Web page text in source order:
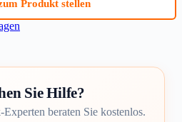
Produkt stellen
Sie Hilfe?
beraten Sie kostenlos.